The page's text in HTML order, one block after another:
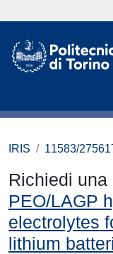
IRIS 11583/
Richiedi
PEO/LAGP
electrolytes
lithium